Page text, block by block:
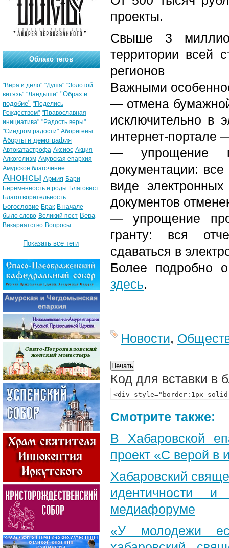
проекты.
Свыше 3
территории всей
регионов
Важными
— отмена
исключительно в
интернет-портале
— упрощение
документации:
виде
документов
— упрощение
гранту: вся
сдаваться в
Более подробно
здесь.
Новости,
Код для вставки в
Смотрите также:
В Хабаровской
проект «С верой в
Хабаровский
идентичности
медиафоруме
«У молодежи
Облако тегов
"Вера и дело" "Душа" "Золотой
витязь" "Ландыши" "Образ и
подобие" "Поделись
Рождеством" "Православная
инициатива" "Радость веры"
"Синдром радости" Аборигены
Аборты и демография
Автокатастрофа Аксиос Акция
Алкоголизм Амурская епархия
Амурское благочиние
Анонсы Армия Бари
Беременность и роды Благовест
Благотворительность
Богословие Брак В начале
было слово Великий пост Вера
Викариатство Вопросы
Показать все теги